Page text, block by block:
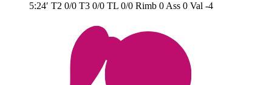
5:24′ T2 0/0 T3 0/0 TL 0/0 Rimb 0 Ass 0 Val -4